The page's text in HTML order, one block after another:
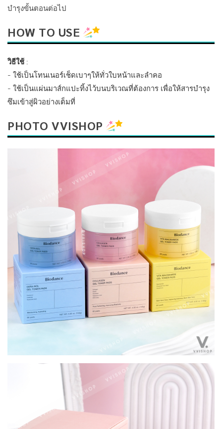
บำรุงขั้นตอนต่อไป
HOW TO USE
วิธีใช้:
- ใช้เป็นโทนเนอร์เช็ดเบาๆให้ทั่วใบหน้าและลำคอ
- ใช้เป็นแผ่นมาส์กแปะทิ้งไว้บนบริเวณที่ต้องการ เพื่อให้สารบำรุง
ซึมเข้าสู่ผิวอย่างเต็มที่
PHOTO VVISHOP